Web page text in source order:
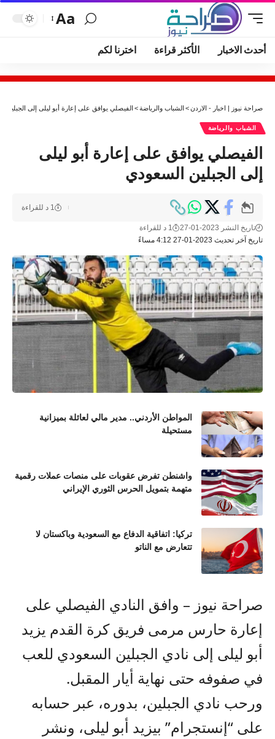
Aa
أحدث الاخبار الأكثر قراءة اخترنا لكم
صراحة نيوز | اخبار - الاردن> الشباب والرياضة> الفيصلي يوافق على إعارة أبو ليلى إلى الجبلين
الشباب والرياضة
الفيصلي يوافق على إعارة أبو ليلى
إلى الجبلين السعودي
تاريخ آخر تحديث 2023-01-27 4:12 مساءً
تاريخ النشر 2023-01-27 1 د للقراءة
1 د للقراءة
المواطن الأردني.. مدير مالي لعائلة بميزانية
مستحيلة
واشنطن تفرض عقوبات على منصات عملات رقمية
متهمة بتمويل الحرس الثوري الإيراني
تركيا: اتفاقية الدفاع مع السعودية وباكستان لا
تتعارض مع الناتو
صراحة نيوز – وافق النادي الفيصلي على
إعارة حارس مرمى فريق كرة القدم يزيد
أبو ليلى إلى نادي الجبلين السعودي للعب
في صفوفه حتى نهاية أيار المقبل.
ورحب نادي الجبلين، بدوره، عبر حسابه
على “إنستجرام” بيزيد أبو ليلى، ونشر